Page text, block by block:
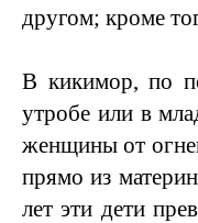
другом; кроме
В кикимор, по
утробе или в
женщины от
прямо из
лет эти дети